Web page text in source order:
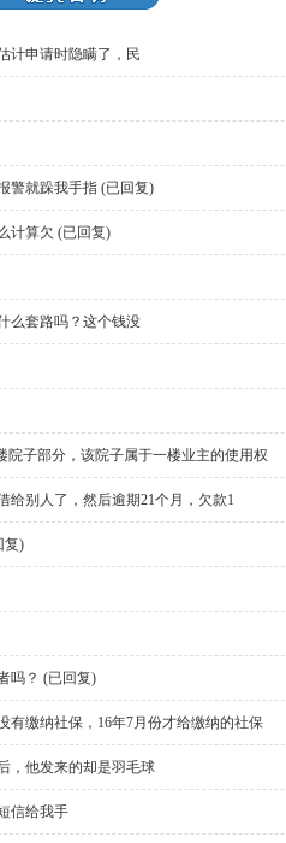
计申请时隐瞒了，民
警就跺我手指 (已回复)
计算欠 (已回复)
么套路吗？这个钱没
院子部分，该院子属于一楼业主的使用权
给别人了，然后逾期21个月，欠款1
复)
吗？ (已回复)
有缴纳社保，16年7月份才给缴纳的社保
，他发来的却是羽毛球
信给我手